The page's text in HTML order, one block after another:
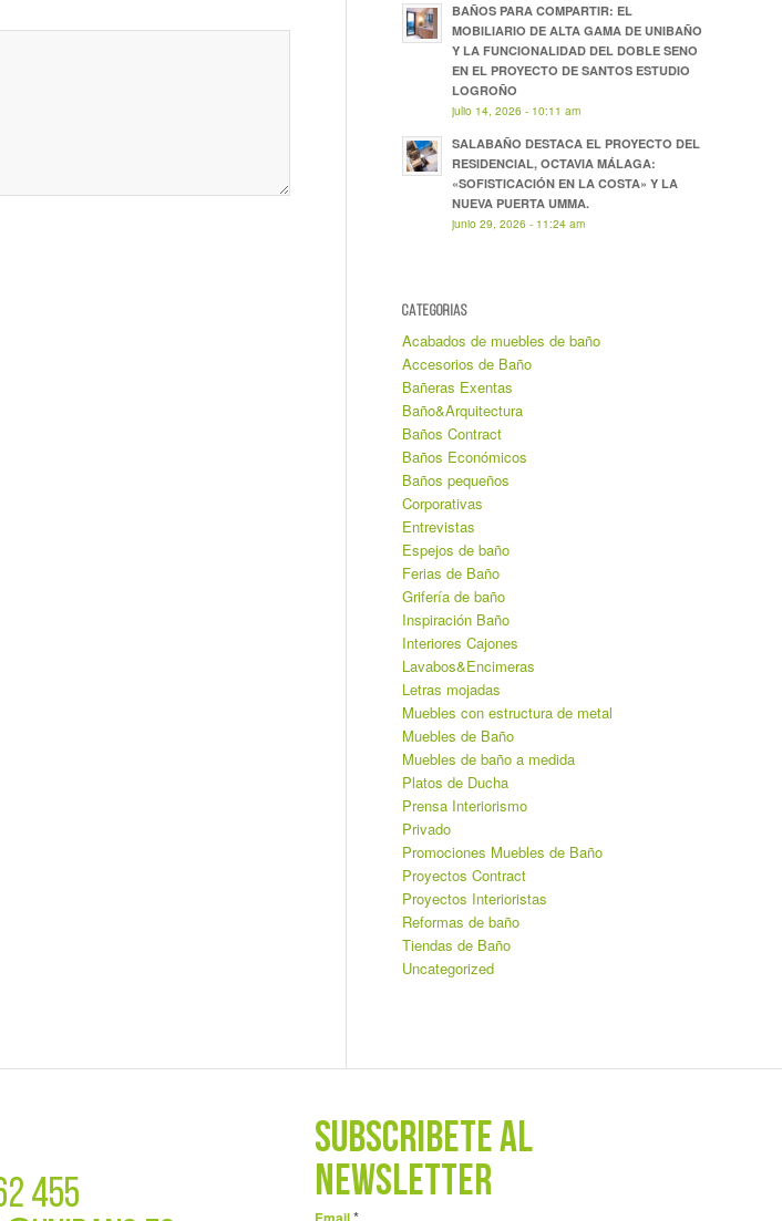
BAÑOS PARA COMPARTIR: EL
MOBILIARIO DE ALTA GAMA DE UNIBAÑO
Y LA FUNCIONALIDAD DEL DOBLE SENO
EN EL PROYECTO DE SANTOS ESTUDIO
LOGROÑO
julio 14, 2026 - 10:11 am
SALABAÑO DESTACA EL PROYECTO DEL
RESIDENCIAL, OCTAVIA MÁLAGA:
«SOFISTICACIÓN EN LA COSTA» Y LA
NUEVA PUERTA UMMA.
junio 29, 2026 - 11:24 am
CATEGORIAS
Acabados de muebles de baño
Accesorios de Baño
Bañeras Exentas
Baño&Arquitectura
Baños Contract
Baños Económicos
Baños pequeños
Corporativas
Entrevistas
Espejos de baño
Ferias de Baño
Grifería de baño
Inspiración Baño
Interiores Cajones
Lavabos&Encimeras
Letras mojadas
Muebles con estructura de metal
Muebles de Baño
Muebles de baño a medida
Platos de Ducha
Prensa Interiorismo
Privado
Promociones Muebles de Baño
Proyectos Contract
Proyectos Interioristas
Reformas de baño
Tiendas de Baño
Uncategorized
455
SUBSCRÍBETE AL
NEWSLETTER
*